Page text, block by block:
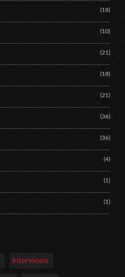
(18)
(10)
(21)
(18)
(21)
(36)
(36)
(4)
(1)
(1)
Interviews